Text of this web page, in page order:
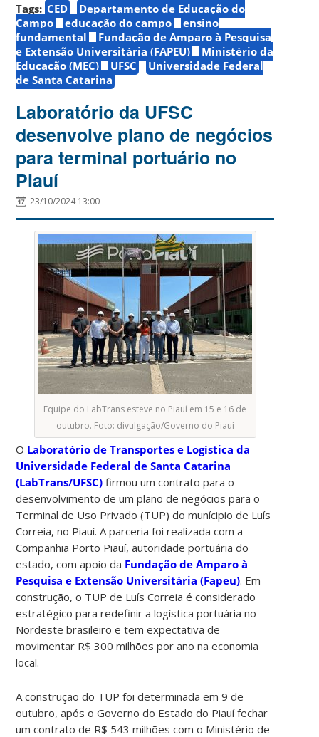
Tags: CED
Departamento de Educação do
Campo
educação do campo
ensino
fundamental
Fundação de Amparo à Pesquisa
e Extensão Universitária (FAPEU)
Ministério da
Educação (MEC)
UFSC
Universidade Federal
de Santa Catarina
Laboratório da UFSC
desenvolve plano de negócios
para terminal portuário no
Piauí
23/10/2024 13:00
Equipe do LabTrans esteve no Piauí em 15 e 16 de
outubro. Foto: divulgação/Governo do Piauí
O Laboratório de Transportes e Logística da
Universidade Federal de Santa Catarina
(LabTrans/UFSC) firmou um contrato para o
desenvolvimento de um plano de negócios para o
Terminal de Uso Privado (TUP) do munícipio de Luís
Correia, no Piauí. A parceria foi realizada com a
Companhia Porto Piauí, autoridade portuária do
estado, com apoio da Fundação de Amparo à
Pesquisa e Extensão Universitária (Fapeu). Em
construção, o TUP de Luís Correia é considerado
estratégico para redefinir a logística portuária no
Nordeste brasileiro e tem expectativa de
movimentar R$ 300 milhões por ano na economia
local.
A construção do TUP foi determinada em 9 de
outubro, após o Governo do Estado do Piauí fechar
um contrato de R$ 543 milhões com o Ministério de